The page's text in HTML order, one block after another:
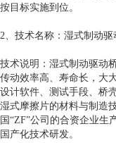
按目标实施到位。
2、技术名称：湿式制动
技术说明：湿式制动驱动
传动效率高、寿命长，大
设计软件、测试手段、桥
湿式摩擦片的材料与制造
国“ZF”公司的合资企业
国产化技术研发。